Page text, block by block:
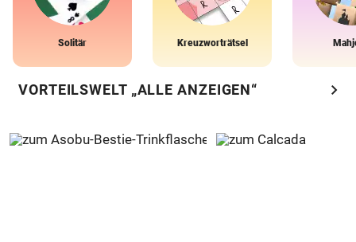
Solitär Kreuzworträtsel
VORTEILSWELT „ALLE ANZEIGEN“ chevron_right